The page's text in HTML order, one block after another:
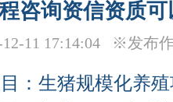
咨询资信资质
12-11 17:14:04 ※发
生猪规模化养殖